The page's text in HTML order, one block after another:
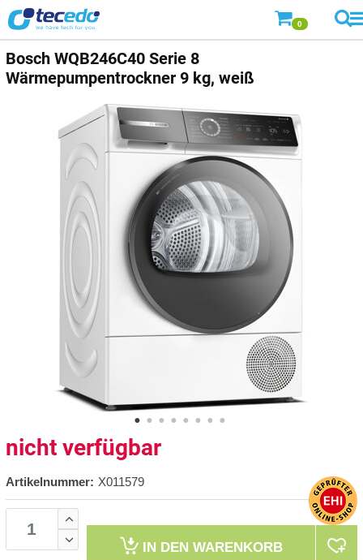
0
Bosch WQB246C40 Serie 8
Wärmepumpentrockner 9 kg, weiß
nicht verfügbar
Artikelnummer: X011579
IN DEN WARENKORB